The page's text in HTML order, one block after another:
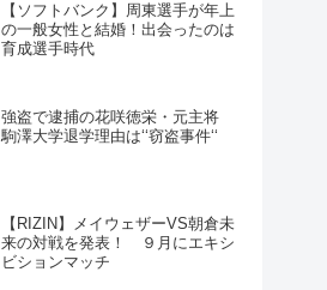
【ソフトバンク】周東選手が年上
の一般女性と結婚！出会ったのは
育成選手時代
強盗で逮捕の花咲徳栄・元主将
駒澤大学退学理由は‘‘窃盗事件‘‘
【RIZIN】メイウェザーVS朝倉未
来の対戦を発表！ ９月にエキシ
ビションマッチ